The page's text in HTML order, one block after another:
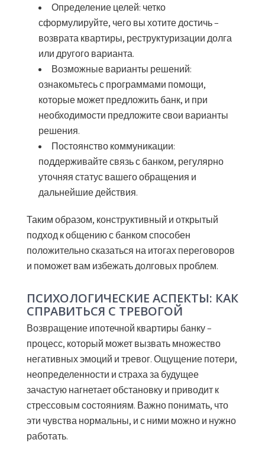
Определение целей: четко
сформулируйте, чего вы хотите достичь –
возврата квартиры, реструктуризации долга
или другого варианта.
Возможные варианты решений:
ознакомьтесь с программами помощи,
которые может предложить банк, и при
необходимости предложите свои варианты
решения.
Постоянство коммуникации:
поддерживайте связь с банком, регулярно
уточняя статус вашего обращения и
дальнейшие действия.
Таким образом, конструктивный и открытый
подход к общению с банком способен
положительно сказаться на итогах переговоров
и поможет вам избежать долговых проблем.
ПСИХОЛОГИЧЕСКИЕ АСПЕКТЫ: КАК
СПРАВИТЬСЯ С ТРЕВОГОЙ
Возвращение ипотечной квартиры банку –
процесс, который может вызвать множество
негативных эмоций и тревог. Ощущение потери,
неопределенности и страха за будущее
зачастую нагнетает обстановку и приводит к
стрессовым состояниям. Важно понимать, что
эти чувства нормальны, и с ними можно и нужно
работать.